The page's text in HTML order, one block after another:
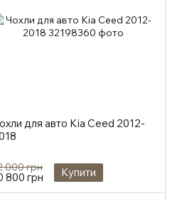
для авто Kia Ceed 2012-
000 грн
800 грн Купити